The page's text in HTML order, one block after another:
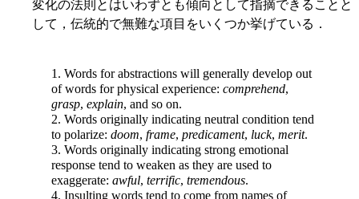
変化の法則とはいわずとも傾向として指摘できることと
して，伝統的で無難な項目をいくつか挙げている．
1. Words for abstractions will generally develop out
of words for physical experience: comprehend,
grasp, explain, and so on.
2. Words originally indicating neutral condition tend
to polarize: doom, frame, predicament, luck, merit.
3. Words originally indicating strong emotional
response tend to weaken as they are used to
exaggerate: awful, terrific, tremendous.
4. Insulting words tend to come from names of